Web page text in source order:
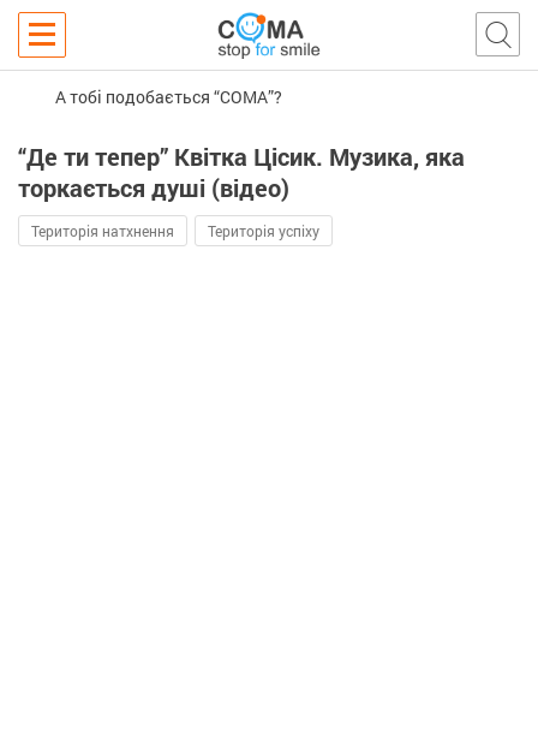
А тобі подобається “COMA”?
“Де ти тепер” Квітка Цісик. Музика, яка
торкається душі (відео)
Територія натхнення Територія успіху